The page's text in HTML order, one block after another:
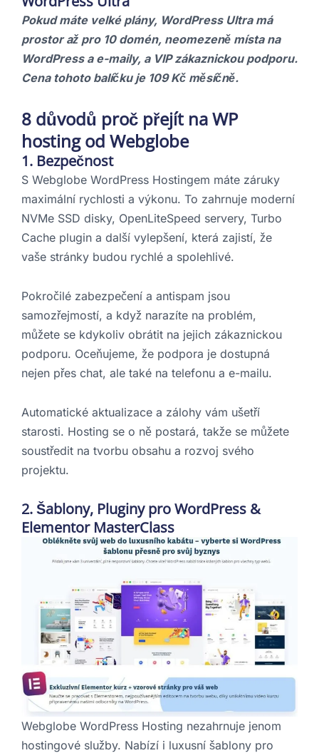
Pokud máte velké plány, WordPress Ultra má
prostor až pro 10 domén, neomezeně místa na
WordPress a e-maily, a VIP zákaznickou podporu.
Cena tohoto balíčku je 109 Kč měsíčně.
8 důvodů proč přejít na WP
hosting od Webglobe
1. Bezpečnost
S Webglobe WordPress Hostingem máte záruky
maximální rychlosti a výkonu. To zahrnuje moderní
NVMe SSD disky, OpenLiteSpeed servery, Turbo
Cache plugin a další vylepšení, která zajistí, že
vaše stránky budou rychlé a spolehlivé.
Pokročilé zabezpečení a antispam jsou
samozřejmostí, a když narazíte na problém,
můžete se kdykoliv obrátit na jejich zákaznickou
podporu. Oceňujeme, že podpora je dostupná
nejen přes chat, ale také na telefonu a e-mailu.
Automatické aktualizace a zálohy vám ušetří
starosti. Hosting se o ně postará, takže se můžete
soustředit na tvorbu obsahu a rozvoj svého
projektu.
2. Šablony, Pluginy pro WordPress &
Elementor MasterClass
Webglobe WordPress Hosting nezahrnuje jenom
hostingové služby. Nabízí i luxusní šablony pro